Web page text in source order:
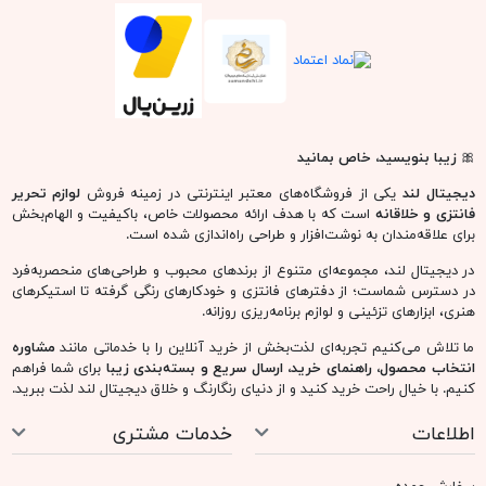
🎀زیبا بنویسید، خاص بمانید
دیجیتال لند یکی از فروشگاه‌های معتبر اینترنتی در زمینه فروش لوازم تحریر
فانتزی و خلاقانه است که با هدف ارائه محصولات خاص، باکیفیت و الهام‌بخش
برای علاقه‌مندان به نوشت‌افزار و طراحی راه‌اندازی شده است.
در دیجیتال لند، مجموعه‌ای متنوع از برندهای محبوب و طراحی‌های منحصربه‌فرد
در دسترس شماست؛ از دفترهای فانتزی و خودکارهای رنگی گرفته تا استیکرهای
هنری، ابزارهای تزئینی و لوازم برنامه‌ریزی روزانه.
ما تلاش می‌کنیم تجربه‌ای لذت‌بخش از خرید آنلاین را با خدماتی مانندمشاوره
انتخاب محصول، راهنمای خرید، ارسال سریع و بسته‌بندی زیبا برای شما فراهم
کنیم. با خیال راحت خرید کنید و از دنیای رنگارنگ و خلاق دیجیتال لند لذت ببرید.
اطلاعات خدمات مشتری